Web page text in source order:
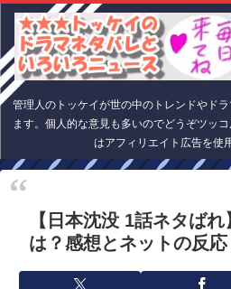
管理人のトッケイが世の中のトレンドやド
ます。個人的な意見も多いのでどうぞツッ
はアフィリエイト広告を使
【日本沈没 1話ネタば
は？感想とネットの反応